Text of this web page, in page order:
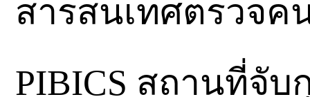
สารสนเทศตรวจค
PIBICS สถานที่จั